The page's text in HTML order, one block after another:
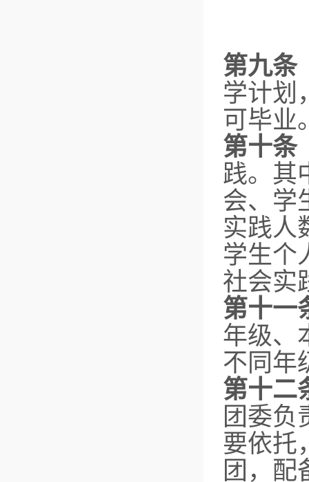
第九条
学计划
可毕业
第十条
践。其
会、学
实践人
学生个
社会实
第十一
年级、
不同年
第十二
团委负
要依托
团，配